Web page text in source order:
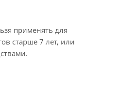
применять для
старше 7 лет, или